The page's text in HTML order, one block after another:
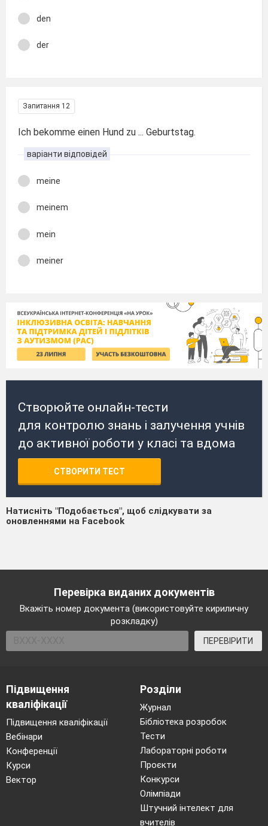
den
der
Запитання 12
Ich bekomme einen Hund zu ... Geburtstag.
варіанти відповідей
meine
meinem
mein
meiner
Створюйте онлайн-тести
для контролю знань і залучення учнів
до активної роботи у класі та вдома
СТВОРИТИ ТЕСТ
Натисніть "Подобається", щоб слідкувати за
оновленнями на Facebook
Перевірка виданих документів
Вкажіть номер документа (використовуйте кириличну
розкладку)
ПЕРЕВІРИТИ
Підвищення
кваліфікації
Підвищення кваліфікації
Вебінари
Конференції
Курси
Вектор
Розділи
Журнал
Бібліотека розробок
Тести
Лабораторні роботи
Проєкти
Конкурси
Олімпіади
Штучний інтелект для
вчителів